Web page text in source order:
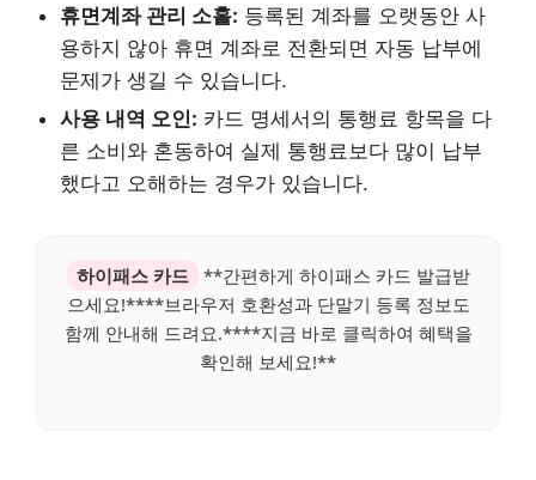
휴면계좌 관리 소홀: 등록된 계좌를 오랫동안 사
용하지 않아 휴면 계좌로 전환되면 자동 납부에
문제가 생길 수 있습니다.
사용 내역 오인: 카드 명세서의 통행료 항목을 다
른 소비와 혼동하여 실제 통행료보다 많이 납부
했다고 오해하는 경우가 있습니다.
하이패스 카드
**간편하게 하이패스 카드 발급받
으세요!****브라우저 호환성과 단말기 등록 정보도
함께 안내해 드려요.****지금 바로 클릭하여 혜택을
확인해 보세요!**